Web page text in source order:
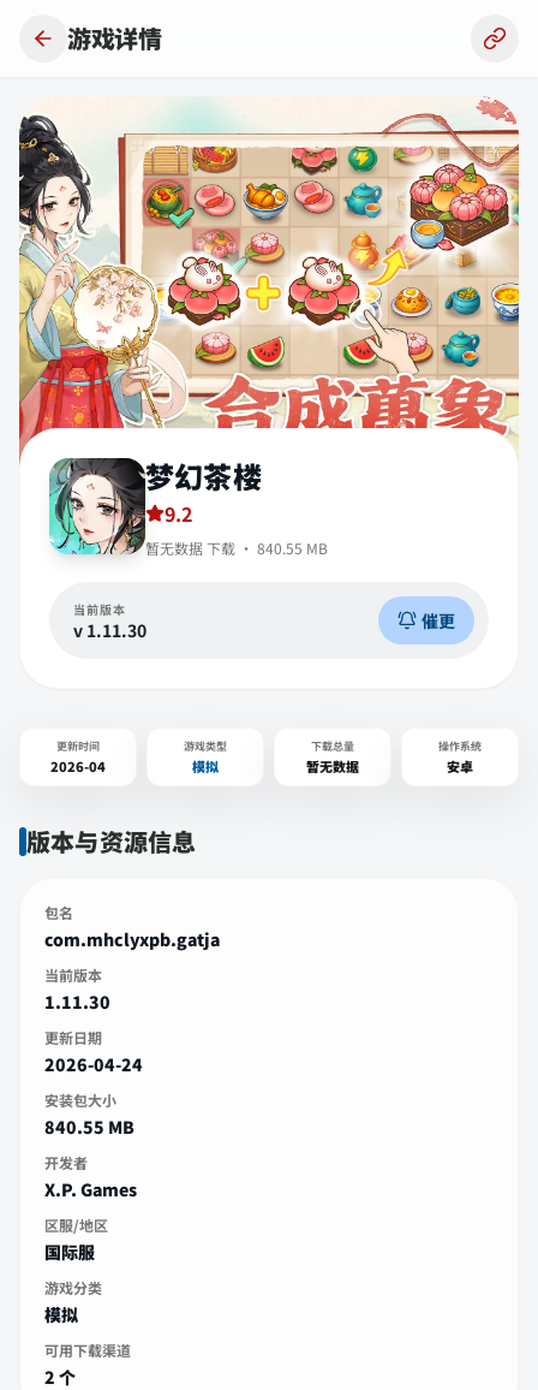
游戏详情
梦幻茶楼
9.2
暂无数据下载 · 840.55 MB
当前版本
v 1.11.30 催更
更新时间
2026-04
游戏类型
模拟
下载总量
暂无数据
操作系统
安卓
版本与资源信息
包名
com.mhclyxpb.gatja
当前版本
1.11.30
更新日期
2026-04-24
安装包大小
840.55 MB
开发者
X.P. Games
区服/地区
国际服
游戏分类
模拟
可用下载渠道
2 个